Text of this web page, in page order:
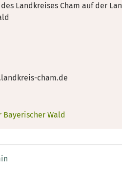
Landkreises Cham auf der
cham.de
Wald